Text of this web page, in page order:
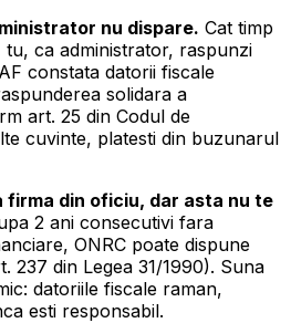
nu dispare. Cat timp
tu, ca administrator, raspunzi
constata datorii fiscale
solidara a
art. 25 din Codul de
cuvinte, platesti din buzunarul
firma din oficiu, dar asta nu te
2 ani consecutivi fara
ONRC poate dispune
237 din Legea 31/1990). Suna
datoriile fiscale raman,
esti responsabil.